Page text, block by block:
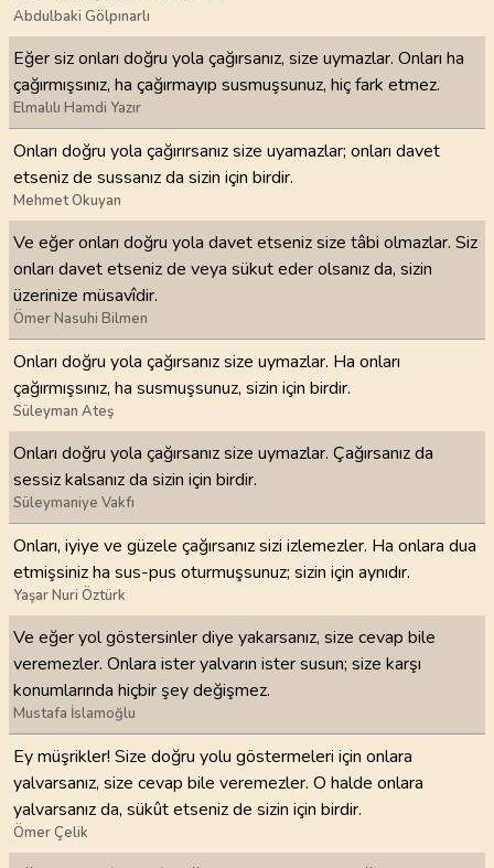
Abdulbaki Gölpınarlı
Eğer siz onları doğru yola çağırsanız, size uymazlar. Onları ha
çağırmışsınız, ha çağırmayıp susmuşsunuz, hiç fark etmez.
Elmalılı Hamdi Yazır
Onları doğru yola çağırırsanız size uyamazlar; onları davet
etseniz de sussanız da sizin için birdir.
Mehmet Okuyan
Ve eğer onları doğru yola davet etseniz size tâbi olmazlar. Siz
onları davet etseniz de veya sükut eder olsanız da, sizin
üzerinize müsavîdir.
Ömer Nasuhi Bilmen
Onları doğru yola çağırsanız size uymazlar. Ha onları
çağırmışsınız, ha susmuşsunuz, sizin için birdir.
Süleyman Ateş
Onları doğru yola çağırsanız size uymazlar. Çağırsanız da
sessiz kalsanız da sizin için birdir.
Süleymaniye Vakfı
Onları, iyiye ve güzele çağırsanız sizi izlemezler. Ha onlara dua
etmişsiniz ha sus-pus oturmuşsunuz; sizin için aynıdır.
Yaşar Nuri Öztürk
Ve eğer yol göstersinler diye yakarsanız, size cevap bile
veremezler. Onlara ister yalvarın ister susun; size karşı
konumlarında hiçbir şey değişmez.
Mustafa İslamoğlu
Ey müşrikler! Size doğru yolu göstermeleri için onlara
yalvarsanız, size cevap bile veremezler. O halde onlara
yalvarsanız da, sükût etseniz de sizin için birdir.
Ömer Çelik